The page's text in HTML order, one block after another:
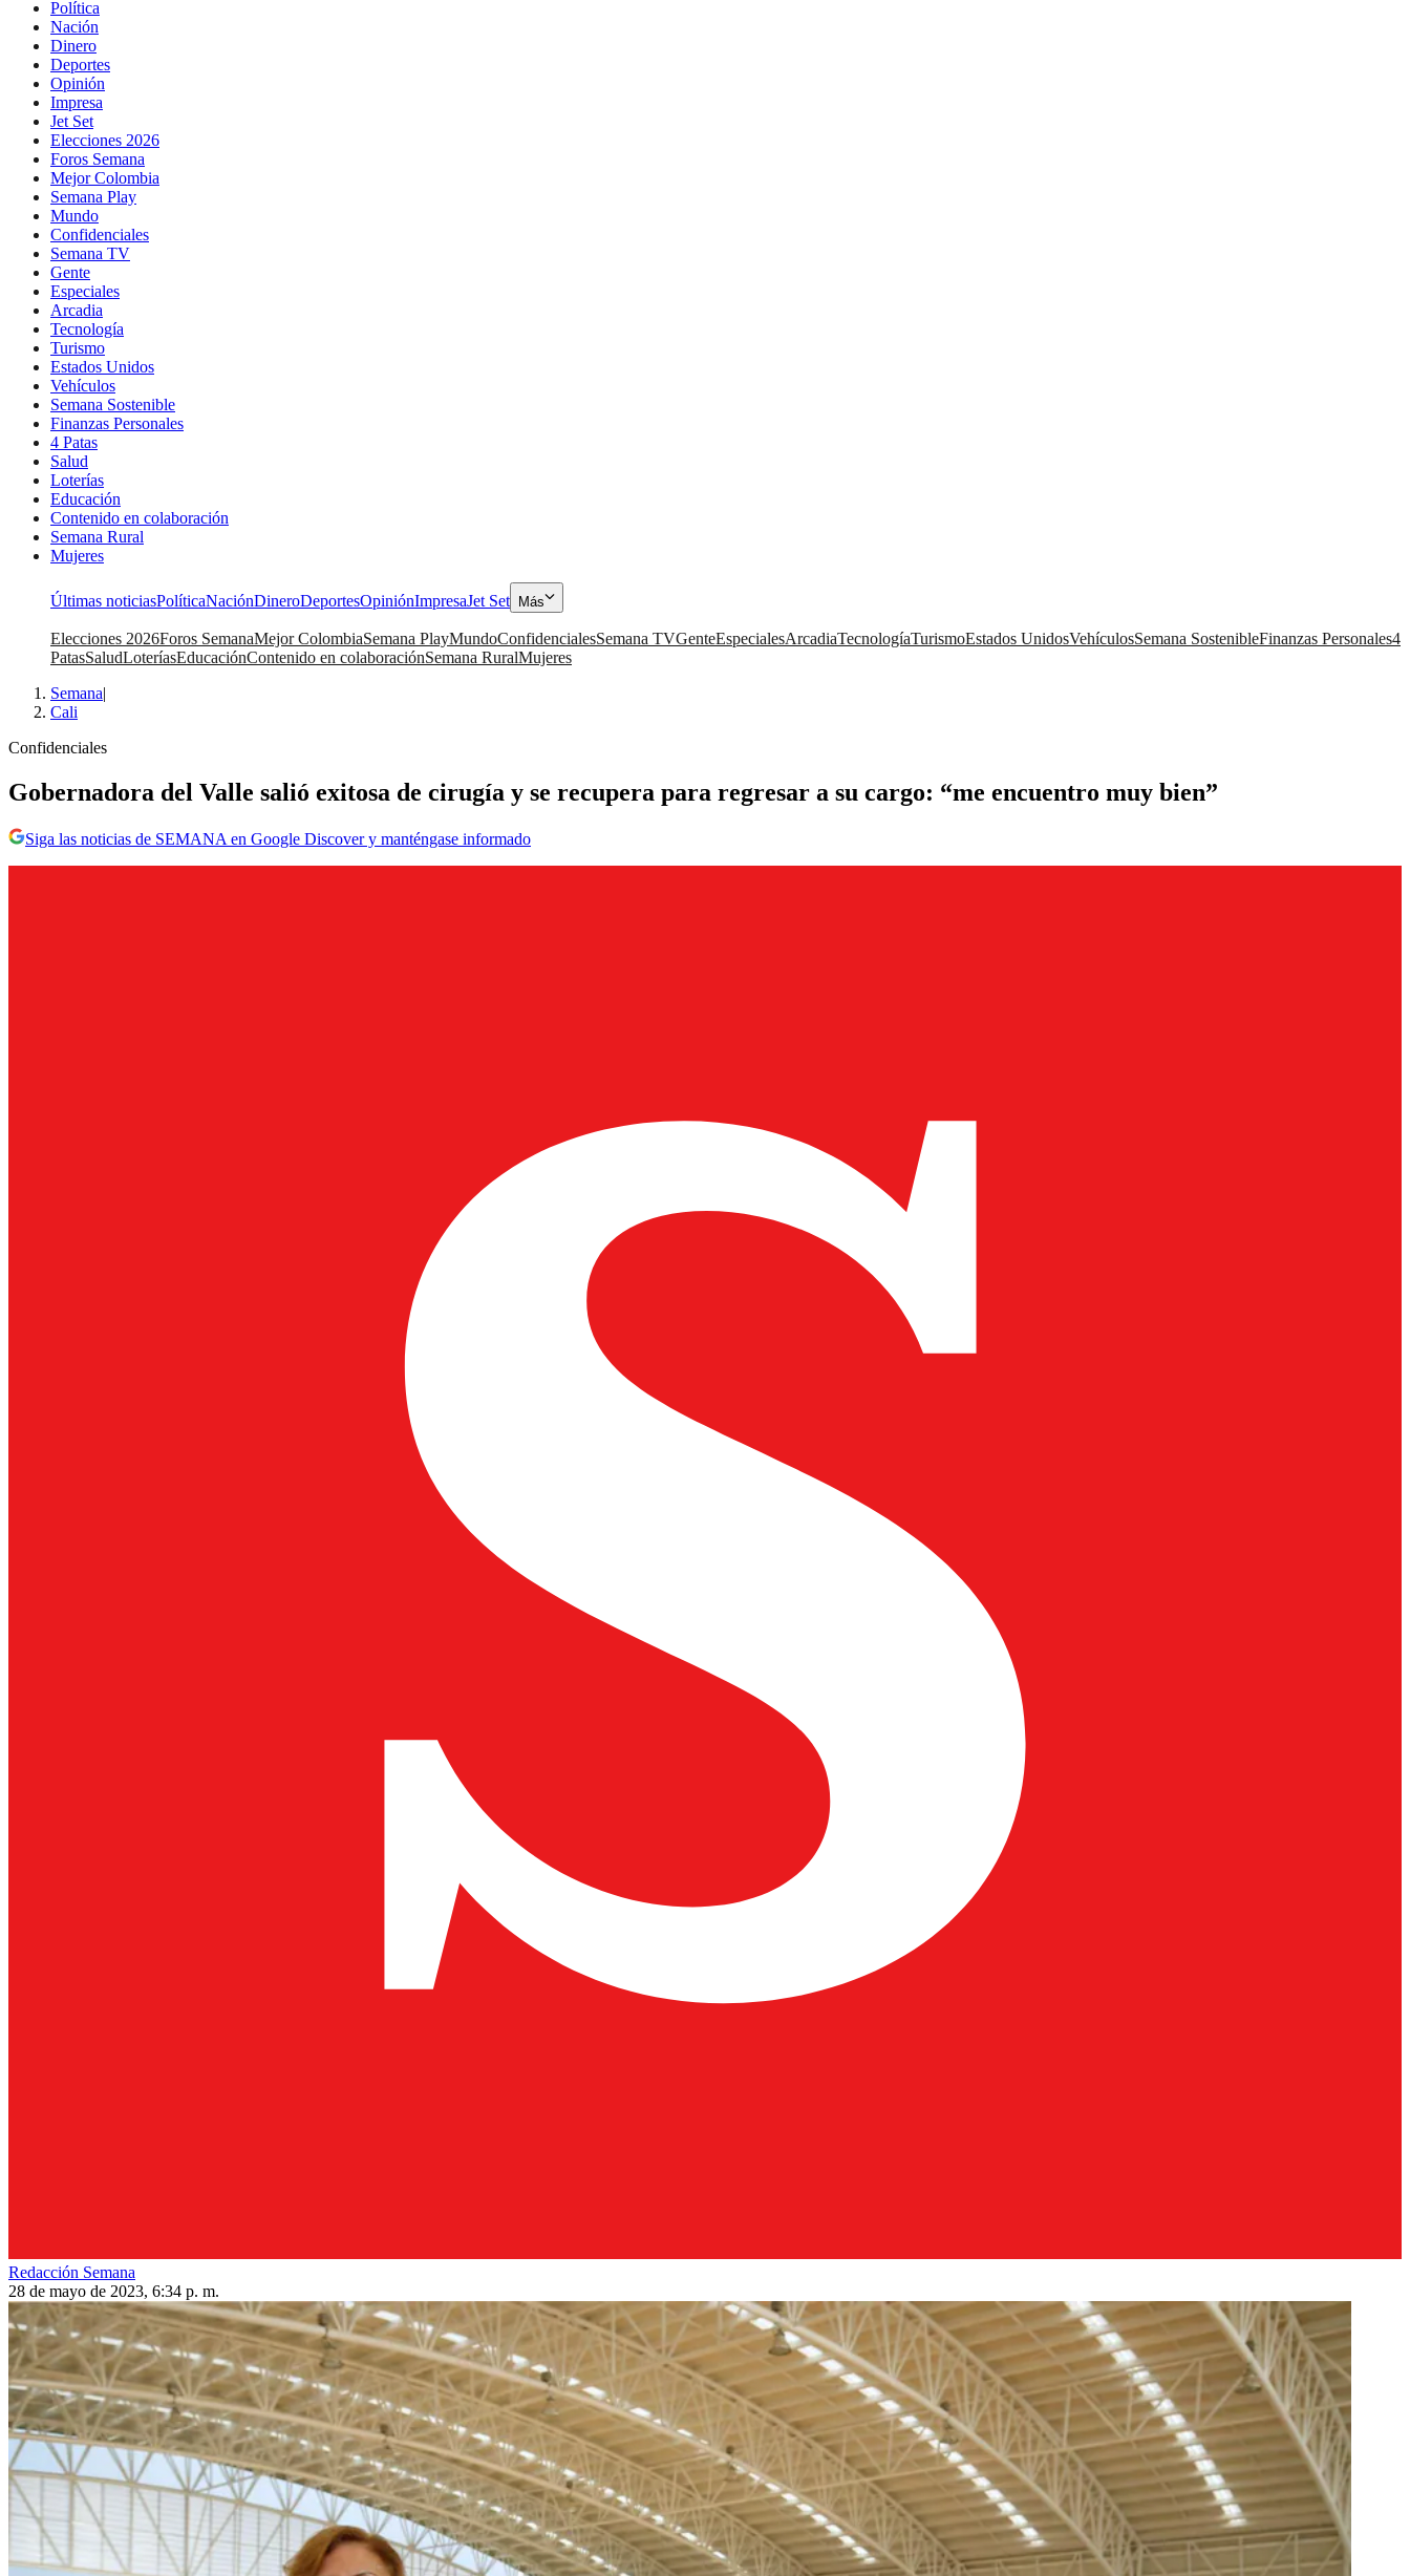
Política
Nación
Dinero
Deportes
Opinión
Impresa
Jet Set
Elecciones 2026
Foros Semana
Mejor Colombia
Semana Play
Mundo
Confidenciales
Semana TV
Gente
Especiales
Arcadia
Tecnología
Turismo
Estados Unidos
Vehículos
Semana Sostenible
Finanzas Personales
4 Patas
Salud
Loterías
Educación
Contenido en colaboración
Semana Rural
Mujeres
Últimas noticiasPolíticaNaciónDineroDeportesOpiniónImpresaJet Set Más
Elecciones 2026Foros SemanaMejor ColombiaSemana PlayMundoConfidencialesSemana TVGenteEspecialesArcadiaTecnologíaTurismoEstados UnidosVehículosSemana SostenibleFinanzas Personales4
PatasSaludLoteríasEducaciónContenido en colaboraciónSemana RuralMujeres
Semana|
Cali
Confidenciales
Gobernadora del Valle salió exitosa de cirugía y se recupera para regresar a su cargo: “me encuentro muy bien”
Siga las noticias de SEMANA en Google Discover y manténgase informado
Redacción Semana
28 de mayo de 2023, 6:34 p. m.